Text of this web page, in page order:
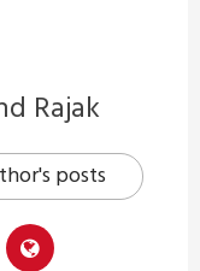
Rajak
posts